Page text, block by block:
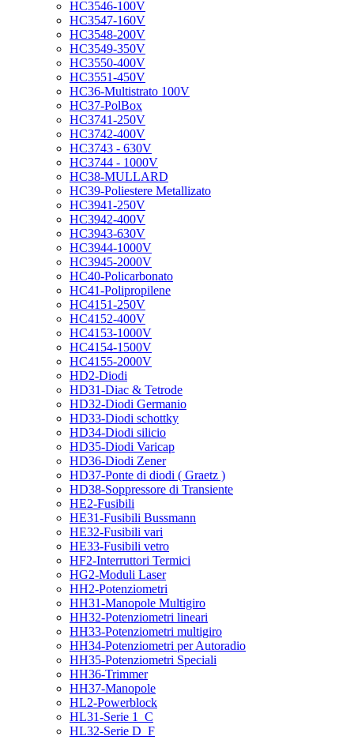
HC3546-100V
HC3547-160V
HC3548-200V
HC3549-350V
HC3550-400V
HC3551-450V
HC36-Multistrato 100V
HC37-PolBox
HC3741-250V
HC3742-400V
HC3743 - 630V
HC3744 - 1000V
HC38-MULLARD
HC39-Poliestere Metallizato
HC3941-250V
HC3942-400V
HC3943-630V
HC3944-1000V
HC3945-2000V
HC40-Policarbonato
HC41-Polipropilene
HC4151-250V
HC4152-400V
HC4153-1000V
HC4154-1500V
HC4155-2000V
HD2-Diodi
HD31-Diac & Tetrode
HD32-Diodi Germanio
HD33-Diodi schottky
HD34-Diodi silicio
HD35-Diodi Varicap
HD36-Diodi Zener
HD37-Ponte di diodi ( Graetz )
HD38-Soppressore di Transiente
HE2-Fusibili
HE31-Fusibili Bussmann
HE32-Fusibili vari
HE33-Fusibili vetro
HF2-Interruttori Termici
HG2-Moduli Laser
HH2-Potenziometri
HH31-Manopole Multigiro
HH32-Potenziometri lineari
HH33-Potenziometri multigiro
HH34-Potenziometri per Autoradio
HH35-Potenziometri Speciali
HH36-Trimmer
HH37-Manopole
HL2-Powerblock
HL31-Serie 1_C
HL32-Serie D_F